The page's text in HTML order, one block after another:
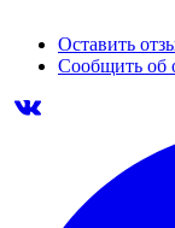
Оставить
Сообщить об